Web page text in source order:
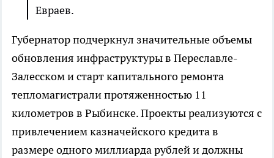
Евраев.
Губернатор подчеркнул значительные объемы
обновления инфраструктуры в Переславле-
Залесском и старт капитального ремонта
тепломагистрали протяженностью 11
километров в Рыбинске. Проекты реализуются с
привлечением казначейского кредита в
размере одного миллиарда рублей и должны